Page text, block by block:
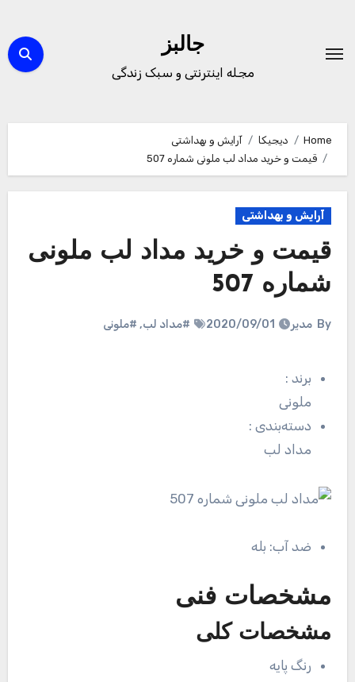
content
جالبز
مجله اینترنتی و سبک زندگی
Home دیجیکا
آرایش و بهداشتی
قیمت و خرید مداد لب ملونی شماره 507
آرایش و بهداشتی
قیمت و خرید مداد لب ملونی
شماره 507
By مدیر 2020/09/01 #مداد لب, #ملونی
برند :
ملونی
دسته‌بندی :
مداد لب
ضد آب: بله
مشخصات فنی
مشخصات کلی
رنگ پایه